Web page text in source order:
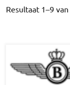
Resultaat 1–9